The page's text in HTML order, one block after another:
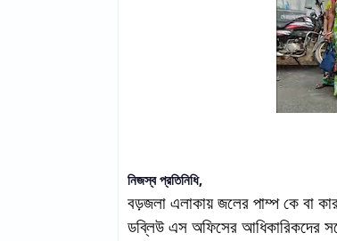
নিজস্ব প্রতিনিধি,
বড়জলা এলাকায় জলের পাম্প কে বা
ডব্লিউ এস অফিসের আধিকারিকদের